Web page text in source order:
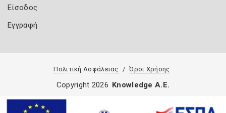
Είσοδος
Εγγραφή
Πολιτική Ασφάλειας Όροι Χρήσης
Copyright 2026 Knowledge A.E.